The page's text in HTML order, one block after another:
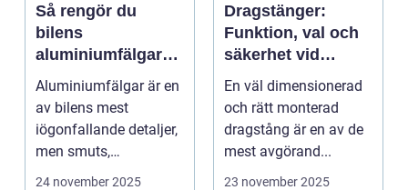
Så rengör du
bilens
aluminiumfälgar
för bästa glans
Aluminiumfälgar är en
av bilens mest
iögonfallande detaljer,
men smuts,
bromsdamm och...
24 november 2025
Dragstänger:
Funktion, val och
säkerhet vid
användning av
dragstänger
En väl dimensionerad
och rätt monterad
dragstång är en av de
mest avgörand...
23 november 2025